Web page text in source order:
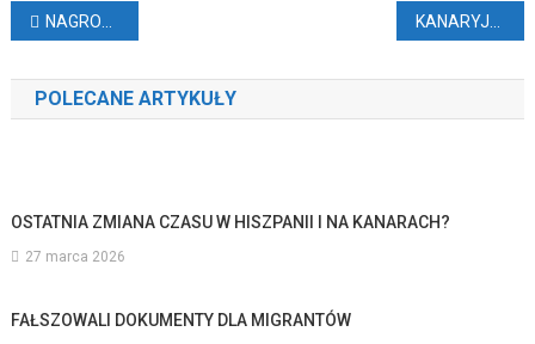
Nawigacja
wpisu
NAGRODY DLA WIN Z LANZAROTE
POLECANE ARTYKUŁY
OSTATNIA ZMIANA CZASU W HISZPANII I NA KANARACH?
27 marca 2026
FAŁSZOWALI DOKUMENTY DLA MIGRANTÓW